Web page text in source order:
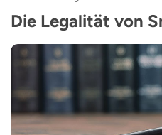
Die Legalität von